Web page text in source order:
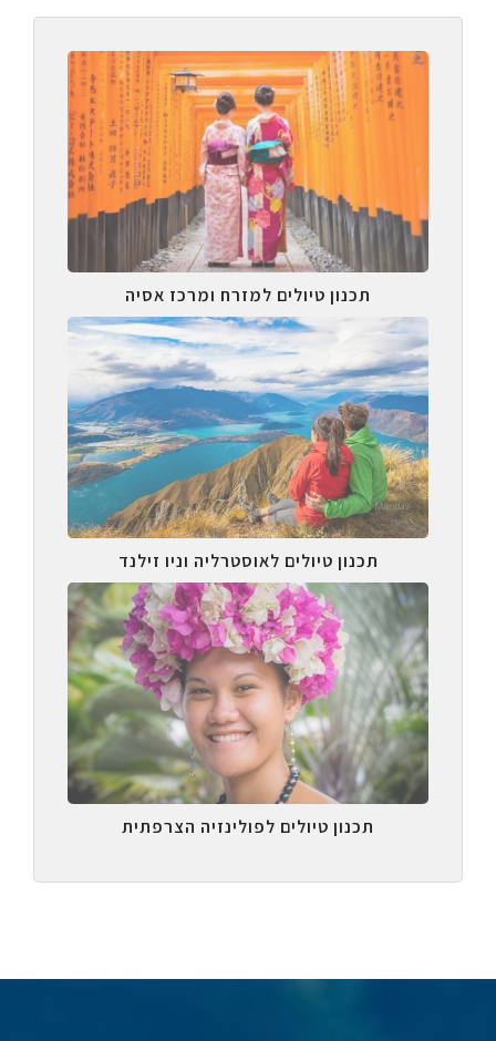
תכנון טיולים למזרח ומרכז אסיה
תכנון טיולים לאוסטרליה וניו זילנד
תכנון טיולים לפולינזיה הצרפתית